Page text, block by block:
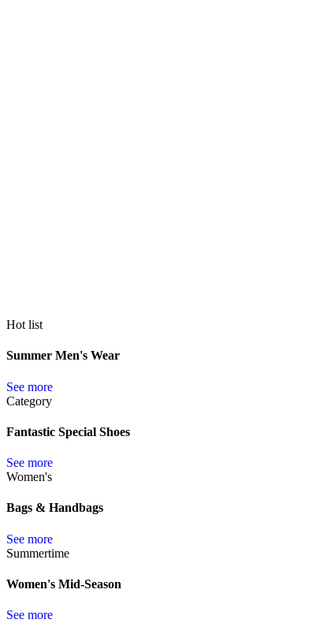
Hot list
Summer Men's Wear
See more
Category
Fantastic Special Shoes
See more
Women's
Bags & Handbags
See more
Summertime
Women's Mid-Season
See more